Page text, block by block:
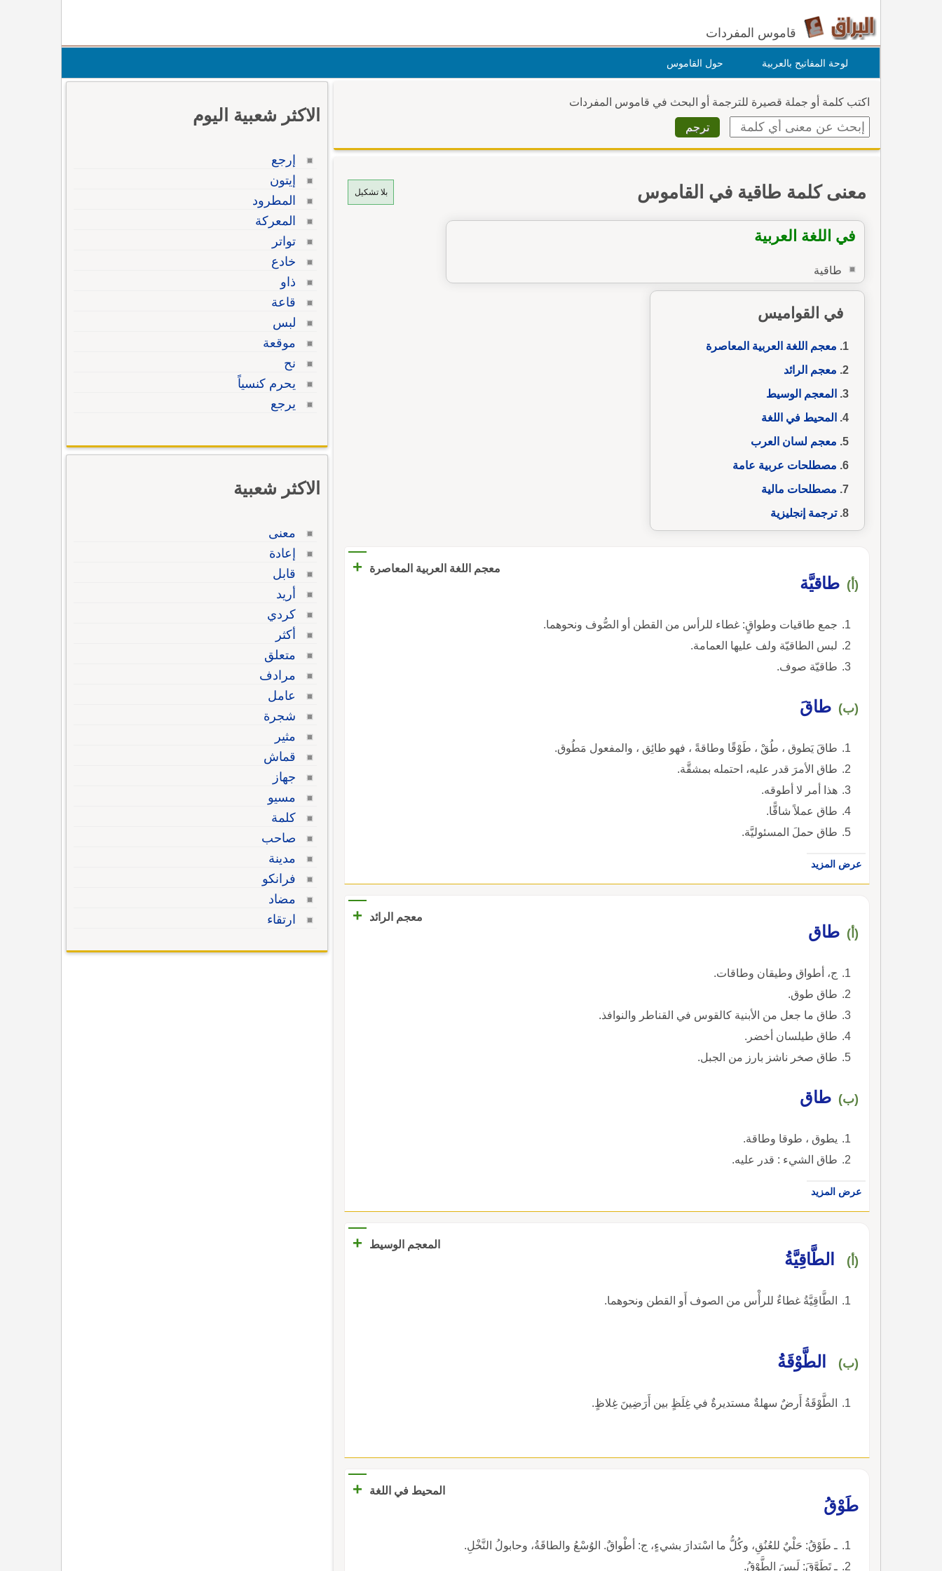
قاموس المفردات
لوحة المفاتيح بالعربية حول القاموس
اكتب كلمة أو جملة قصيرة للترجمة أو البحث في قاموس المفردات
بلا تشكيل معنى كلمة طاقية في القاموس
في اللغة العربية
طاقية
في القواميس
معجم اللغة العربية المعاصرة
معجم الرائد
المعجم الوسيط
المحيط في اللغة
معجم لسان العرب
مصطلحات عربية عامة
مصطلحات مالية
ترجمة إنجليزية
معجم اللغة العربية المعاصرة +
(أ) طاقيَّة
جمع طاقيات وطواقٍ: غطاء للرأس من القطن أو الصُّوف ونحوهما.
لبس الطاقيّة ولف عليها العمامة.
طاقيّة صوف.
(ب) طاقَ
طاقَ يَطوق ، طُقْ ، طَوْقًا وطاقةً ، فهو طائِق ، والمفعول مَطُوق.
طاق الأمرَ قدر عليه، احتمله بمشقَّة.
هذا أمر لا أطوقه.
طاق عملاً شاقًّا.
طاق حملَ المسئوليَّة.
عرض المزيد
معجم الرائد +
(أ) طاق
ج، أطواق وطيقان وطاقات.
طاق طوق.
طاق ما جعل من الأبنية كالقوس في القناطر والنوافذ.
طاق طيلسان أخضر.
طاق صخر ناشز بارز من الجبل.
(ب) طاق
يطوق ، طوقا وطاقة.
طاق الشيء : قدر عليه.
عرض المزيد
المعجم الوسيط +
(أ) الطَّاقِيَّةُ
الطَّاقِيَّةُ غطاءٌ للرأْس من الصوف أَو القطن ونحوهما.
(ب) الطَّوْقَةُ
الطَّوْقَةُ أَرضٌ سهلةٌ مستديرةٌ في غِلَظٍ بين أَرَضِينَ غِلاظٍ.
المحيط في اللغة
+
طَوْقُ
ـ طَوْقُ: حَلْيٌ للعُنُقِ، وكُلُّ ما اسْتدارَ بشيءٍ، ج: أطْواقٌ. الوُسْعُ والطاقَةُ، وحابولُ النَّخْلِ.
ـ تَطَوَّقَ: لَبِسَ الطَّوْقُ.
الاكثر شعبية اليوم
إرجع
إيتون
المطرود
المعركة
تواتر
خادع
ذاو
قاعة
لبس
موقعة
نح
يحرم كنسياً
يرجع
الاكثر شعبية
معنى
إعادة
قابل
أريد
كردي
أكثر
متعلق
مرادف
عامل
شجرة
مثير
قماش
جهاز
مسيو
كلمة
صاحب
مدينة
فرانكو
مضاد
ارتقاء